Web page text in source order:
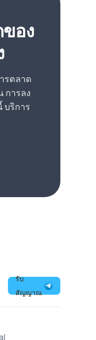
ของ
รตลาด
การลง
บริการ
รับ
สัญญาณ